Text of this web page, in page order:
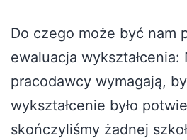
Do czego może być nam
ewaluacja wykształcenia:
pracodawcy wymagają,
wykształcenie było
skończyliśmy żadnej